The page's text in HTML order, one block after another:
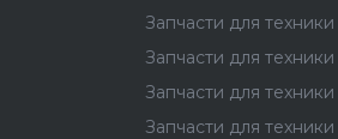
Запчасти для
Запчасти для техники
Запчасти для техники
Запчасти для